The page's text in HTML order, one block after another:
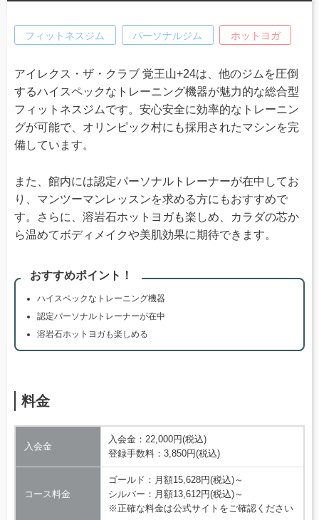
フィットネスジム パーソナルジム ホットヨガ
アイレクス・ザ・クラブ 覚王山+24は、他のジムを圧倒
するハイスペックなトレーニング機器が魅力的な総合型
フィットネスジムです。安心安全に効率的なトレーニン
グが可能で、オリンピック村にも採用されたマシンを完
備しています。
また、館内には認定パーソナルトレーナーが在中してお
り、マンツーマンレッスンを求める方にもおすすめで
す。さらに、溶岩石ホットヨガも楽しめ、カラダの芯か
ら温めてボディメイクや美肌効果に期待できます。
おすすめポイント！
ハイスペックなトレーニング機器
認定パーソナルトレーナーが在中
溶岩石ホットヨガも楽しめる
料金
入会金
入会金：22,000円(税込)
登録手数料：3,850円(税込)
コース料金
ゴールド：月額15,628円(税込)～
シルバー：月額13,612円(税込)～
※正確な料金は公式サイトをご確認ください